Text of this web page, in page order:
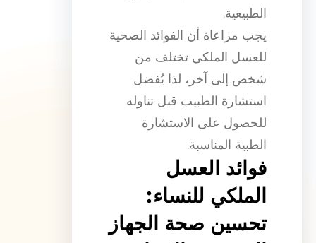
الطبيعية.
يجب مراعاة أن الفوائد الصحية
للعسل الملكي تختلف من
شخص إلى آخر، لذا يُفضل
استشارة الطبيب قبل تناوله
للحصول على الاستشارة
الطبية المناسبة.
فوائد العسل
الملكي للنساء:
تحسين صحة الجهاز